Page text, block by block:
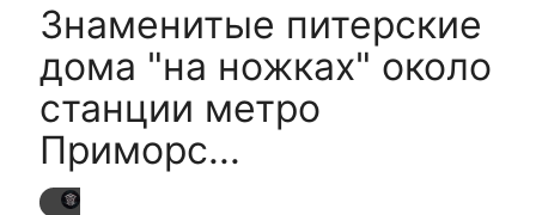
Знаменитые питерские
дома "на ножках" около
станции метро
Приморс...